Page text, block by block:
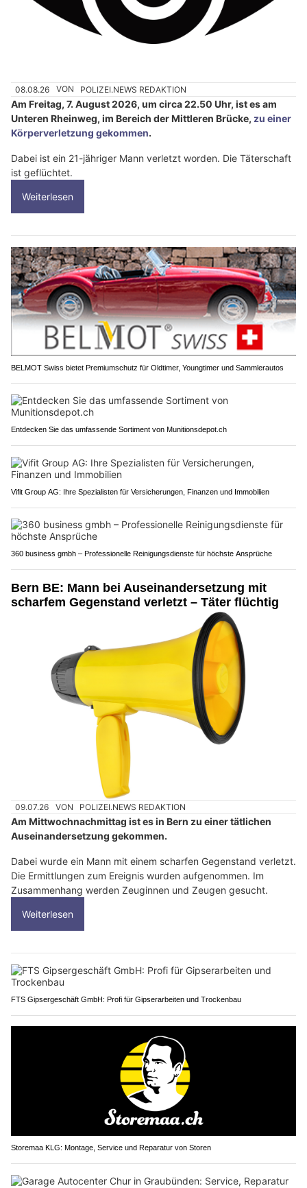
08.08.26 VON POLIZEI.NEWS REDAKTION
Am Freitag, 7. August 2026, um circa 22.50 Uhr, ist es am
Unteren Rheinweg, im Bereich der Mittleren Brücke, zu einer
Körperverletzung gekommen.
Dabei ist ein 21-jähriger Mann verletzt worden. Die Täterschaft
ist geflüchtet.
Weiterlesen
BELMOT Swiss bietet Premiumschutz für Oldtimer, Youngtimer und Sammlerautos
Entdecken Sie das umfassende Sortiment von Munitionsdepot.ch
Vifit Group AG: Ihre Spezialisten für Versicherungen, Finanzen und Immobilien
360 business gmbh – Professionelle Reinigungsdienste für höchste Ansprüche
Bern BE: Mann bei Auseinandersetzung mit
scharfem Gegenstand verletzt – Täter flüchtig
09.07.26 VON POLIZEI.NEWS REDAKTION
Am Mittwochnachmittag ist es in Bern zu einer tätlichen
Auseinandersetzung gekommen.
Dabei wurde ein Mann mit einem scharfen Gegenstand verletzt.
Die Ermittlungen zum Ereignis wurden aufgenommen. Im
Zusammenhang werden Zeuginnen und Zeugen gesucht.
Weiterlesen
FTS Gipsergeschäft GmbH: Profi für Gipserarbeiten und Trockenbau
Storemaa KLG: Montage, Service und Reparatur von Storen